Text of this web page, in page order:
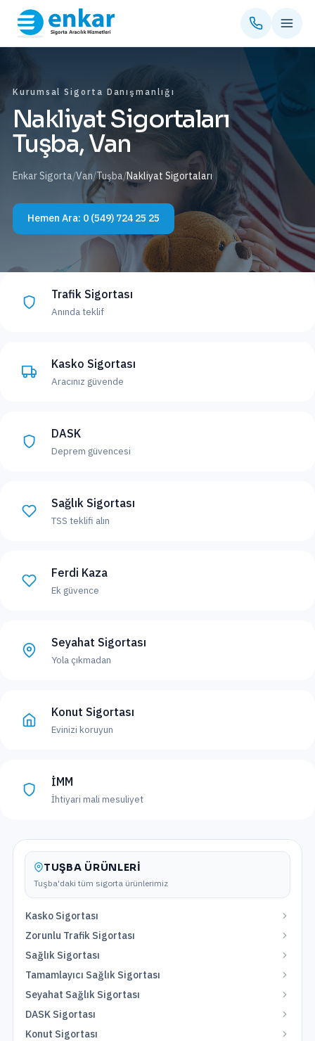
Kurumsal Sigorta Danışmanlığı
Nakliyat Sigortaları
Tuşba, Van
Enkar Sigorta/Van/Tuşba/Nakliyat Sigortaları
Hemen Ara: 0 (549) 724 25 25
Trafik Sigortası
Anında teklif
Kasko Sigortası
Aracınız güvende
DASK
Deprem güvencesi
Sağlık Sigortası
TSS teklifi alın
Ferdi Kaza
Ek güvence
Seyahat Sigortası
Yola çıkmadan
Konut Sigortası
Evinizi koruyun
İMM
İhtiyari mali mesuliyet
TUŞBA ÜRÜNLERI
Tuşba'daki tüm sigorta ürünlerimiz
Kasko Sigortası
Zorunlu Trafik Sigortası
Sağlık Sigortası
Tamamlayıcı Sağlık Sigortası
Seyahat Sağlık Sigortası
DASK Sigortası
Konut Sigortası